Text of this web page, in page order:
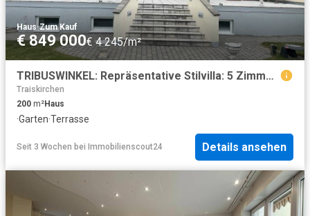
Haus·Zum Kauf
€ 849 000€ 4 245/m²
TRIBUSWINKEL: Repräsentative Stilvilla: 5 Zimmer, Garten, Terrasse Ihr Traumhaus wartet!
Traiskirchen
200 m²Haus
·Garten·Terrasse
Seit 3 Wochen bei Immobilienscout24 Details ansehen